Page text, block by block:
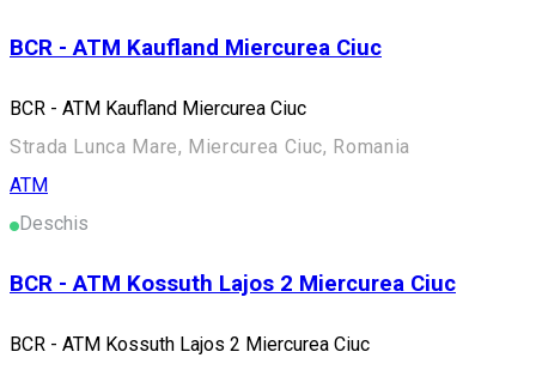
BCR - ATM Kaufland Miercurea Ciuc
BCR - ATM Kaufland Miercurea Ciuc
Strada Lunca Mare, Miercurea Ciuc, Romania
ATM
Deschis
BCR - ATM Kossuth Lajos 2 Miercurea Ciuc
BCR - ATM Kossuth Lajos 2 Miercurea Ciuc